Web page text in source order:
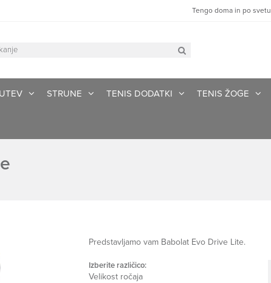
Tengo doma in po svetu
STRUNE TENIS DODATKI TENIS ŽOGE
Predstavljamo vam Babolat Evo Drive Lite.
Izberite različico:
Velikost ročaja